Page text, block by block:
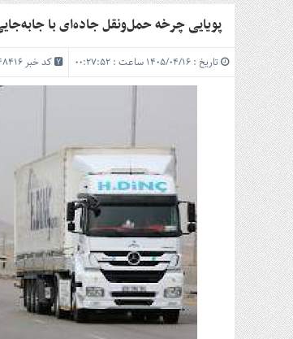
سرویس
ها
خانه
بازار
سرمایه
و
بورس
مسکن
و
شهری
نفت،
گاز
و
پتروشیمی
صنعت
و
خودرو
استارت
پویایی چرخه حمل‌ونقل جاده‌ای با جابه‌جایی بیش از ۱۴۰ میلیون تُن
تاریخ : ۱۴۰۵/۰۴/۱۶ ساعت : ۰۰:۲۷:۵۲ کد خبر 48416